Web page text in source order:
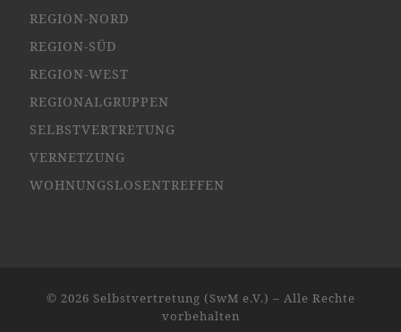
REGION-NORD
REGION-SÜD
REGION-WEST
REGIONALGRUPPEN
SELBSTVERTRETUNG
VERNETZUNG
WOHNUNGSLOSENTREFFEN
© 2026 Selbstvertretung (SwM e.V.) – Alle Rechte
vorbehalten